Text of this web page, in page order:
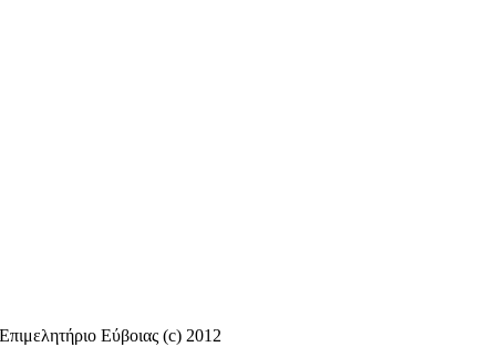
Επιμελητήριο Εύβοιας (c) 2012